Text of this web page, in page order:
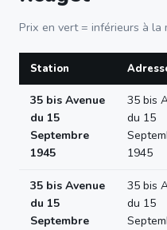
Prix en vert = inférieurs à la
Station
35 bis Avenue
du 15
Septembre
1945
35 bis
du 15
1945
35 bis Avenue
du 15
Septembre
35 bis
du 15